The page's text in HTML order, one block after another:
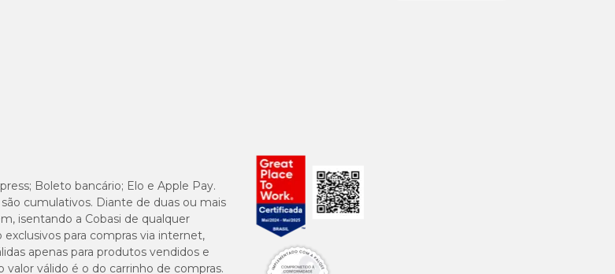
possível que o animal apresente efeitos colaterais como náuseas e vômito.
Tabsna dosagem ideal para o seu animal de estimação. Confira:
Boleto bancário; Elo e Apple Pay.
cumulativos. Diante de duas ou mais
isentando a Cobasi de qualquer
para compras via internet,
apenas para produtos vendidos e
válido é o do carrinho de compras.